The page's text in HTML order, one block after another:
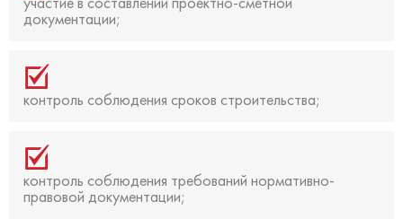
документации;
контроль соблюдения сроков строительства;
контроль соблюдения требований нормативно-
правовой документации;